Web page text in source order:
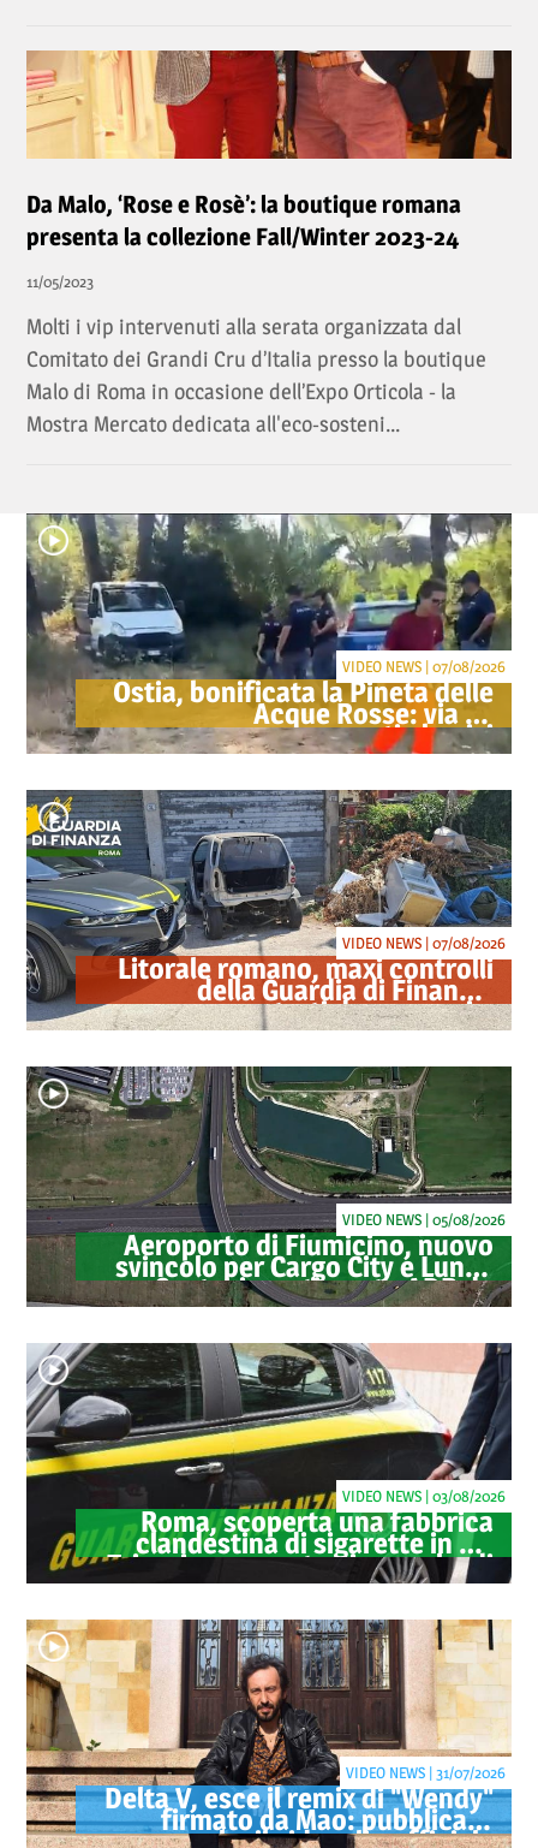
Da Malo, ‘Rose e Rosè’: la boutique romana
presenta la collezione Fall/Winter 2023-24
11/05/2023
Molti i vip intervenuti alla serata organizzata dal
Comitato dei Grandi Cru d’Italia presso la boutique
Malo di Roma in occasione dell’Expo Orticola - la
Mostra Mercato dedicata all'eco-sosteni...
Ostia, bonificata la Pineta delle
Acque Rosse: via gli
accampamenti abusivi
VIDEO NEWS | 07/08/2026
Litorale romano, maxi controlli
della Guardia di Finanza:
sequestrati droga, armi e
ricambi di auto rubate
VIDEO NEWS | 07/08/2026
Aeroporto di Fiumicino, nuovo
svincolo per Cargo City e Lunga
Sosta: investimento ADR da
oltre 40 milioni
VIDEO NEWS | 05/08/2026
Roma, scoperta una fabbrica
clandestina di sigarette in via
Trigoria: sequestrati 1.350 kg di
tabacco
VIDEO NEWS | 03/08/2026
Delta V, esce il remix di "Wendy"
firmato da Mao: pubblicato
anche il videoclip ufficiale
VIDEO NEWS | 31/07/2026